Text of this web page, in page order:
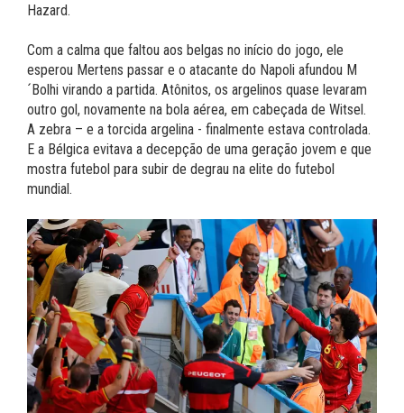
Hazard.
Com a calma que faltou aos belgas no início do jogo, ele
esperou Mertens passar e o atacante do Napoli afundou M
´Bolhi virando a partida. Atônitos, os argelinos quase levaram
outro gol, novamente na bola aérea, em cabeçada de Witsel.
A zebra – e a torcida argelina - finalmente estava controlada.
E a Bélgica evitava a decepção de uma geração jovem e que
mostra futebol para subir de degrau na elite do futebol
mundial.